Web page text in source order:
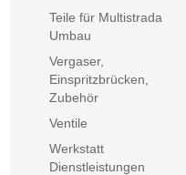
Teile für Multistrada
Umbau
Vergaser,
Einspritzbrücken,
Zubehör
Ventile
Werkstatt
Dienstleistungen